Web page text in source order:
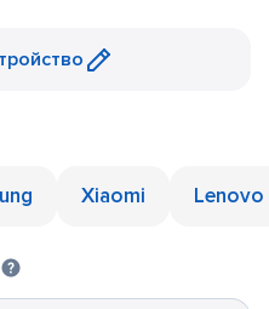
Xiaomi Lenovo